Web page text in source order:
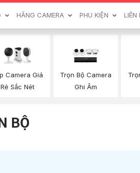
HÃNG CAMERA PHU KIỆN LIÊN
Camera Giá
Rẻ Sắc Nét
Trọn Bộ Camera
Ghi Âm
BỘ